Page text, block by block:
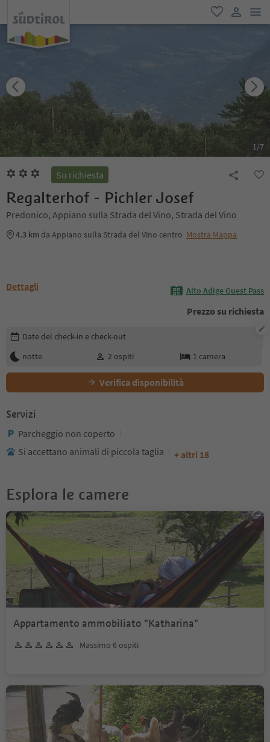
favoriti
user link
1/7
Su richiesta
Regalterhof - Pichler Josef
Predonico, Appiano sulla Strada del Vino, Strada del Vino
4.3 km da Appiano sulla Strada del Vino centro Mostra Mappa
Dettagli Alto Adige Guest Pass
Prezzo su richiesta
Modifica i dettagli della prenotazione
Date del check-in e check-out
notte
2 ospiti 1 camera
Verifica disponibilità
Servizi
Parcheggio non coperto
Si accettano animali di piccola taglia
+ altri 18
Esplora le camere
Appartamento ammobiliato "Katharina"
Massimo 6 ospiti